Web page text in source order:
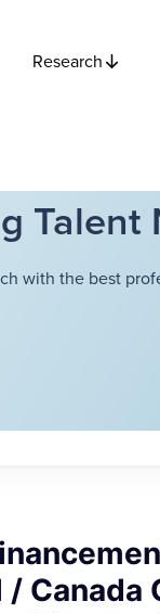
Research
Talent
with the best
Canada